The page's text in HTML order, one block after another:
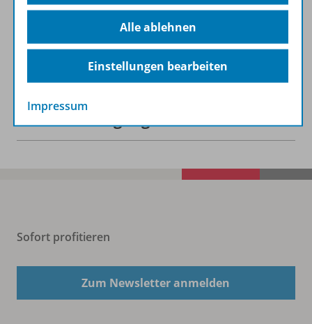
Beschreibung
Zugehörige Produkte
Benachrichtigungs-Service
Sofort profitieren
Zum Newsletter anmelden
Alle ablehnen
Einstellungen bearbeiten
Impressum